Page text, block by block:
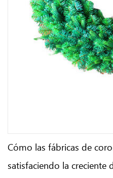
Cómo las fábricas de
satisfaciendo la creciente